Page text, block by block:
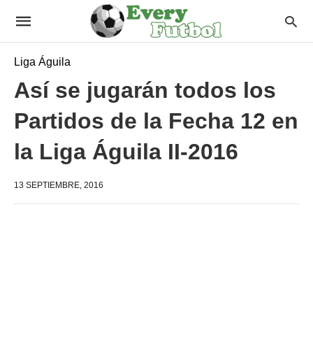
Liga Águila
Así se jugarán todos los
Partidos de la Fecha 12 en
la Liga Águila II-2016
13 SEPTIEMBRE, 2016